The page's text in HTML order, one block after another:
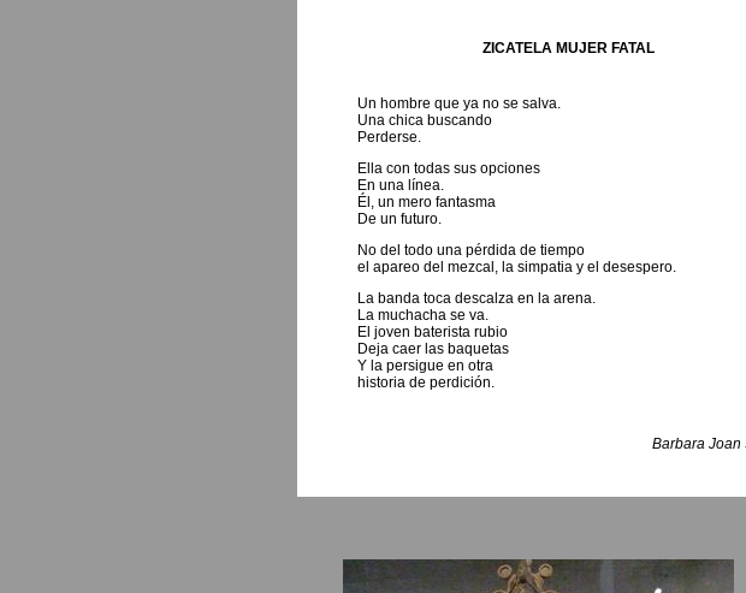
ZICATELA MUJER FATAL
Un hombre que ya no se salva.
Una chica buscando
Perderse.
Ella con todas sus opciones
En una línea.
Él, un mero fantasma
De un futuro.
No del todo una pérdida de tiempo
el apareo del mezcal, la simpatia y el desespero.
La banda toca descalza en la arena.
La muchacha se va.
El joven baterista rubio
Deja caer las baquetas
Y la persigue en otra
historia de perdición.
Barbara Joan